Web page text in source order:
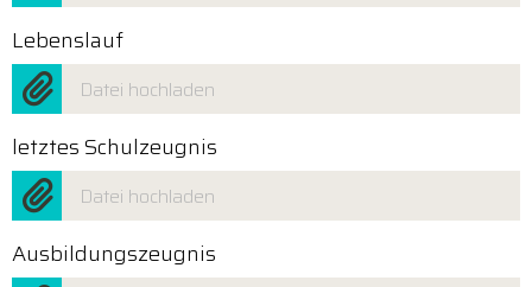
Lebenslauf
Datei hochladen
letztes Schulzeugnis
Datei hochladen
Ausbildungszeugnis